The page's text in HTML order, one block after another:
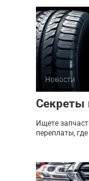
Новости
Секреты
Ищете
переплаты,